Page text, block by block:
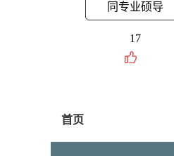
同专业硕导
17
首页